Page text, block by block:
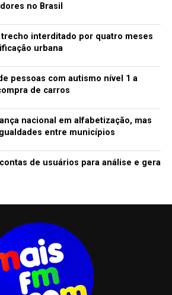
no Brasil
trecho interditado por quatro meses
urbana
pessoas com autismo nível 1 a
de carros
nacional em alfabetização, mas
entre municípios
de usuários para análise e gera